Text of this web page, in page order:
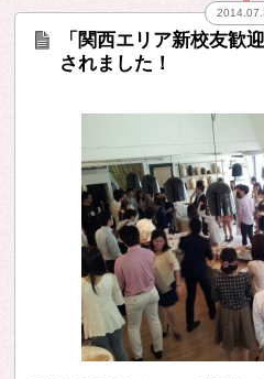
「関西エリア新校友歓
されました！